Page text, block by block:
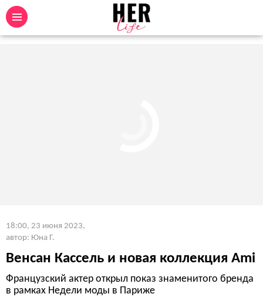
18:00, 23 июня 2023,
автор: Юна Г.
Венсан Кассель и новая коллекция Ami
Французский актер открыл показ знаменитого бренда
в рамках Недели моды в Париже